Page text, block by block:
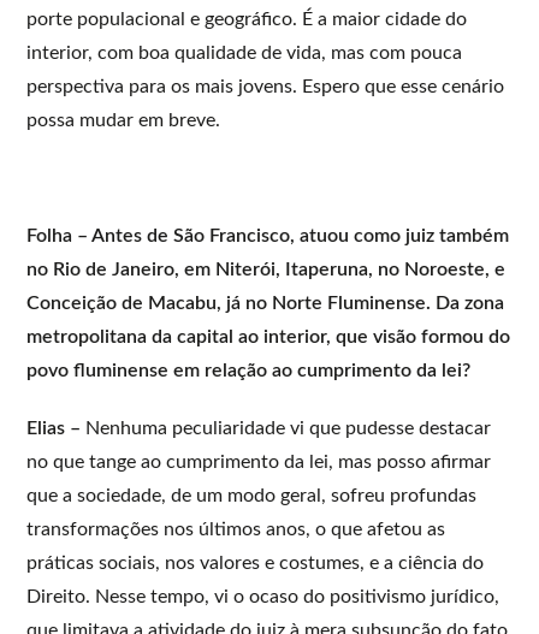
porte populacional e geográfico. É a maior cidade do
interior, com boa qualidade de vida, mas com pouca
perspectiva para os mais jovens. Espero que esse cenário
possa mudar em breve.
Folha – Antes de São Francisco, atuou como juiz também
no Rio de Janeiro, em Niterói, Itaperuna, no Noroeste, e
Conceição de Macabu, já no Norte Fluminense. Da zona
metropolitana da capital ao interior, que visão formou do
povo fluminense em relação ao cumprimento da lei?
Elias – Nenhuma peculiaridade vi que pudesse destacar
no que tange ao cumprimento da lei, mas posso afirmar
que a sociedade, de um modo geral, sofreu profundas
transformações nos últimos anos, o que afetou as
práticas sociais, nos valores e costumes, e a ciência do
Direito. Nesse tempo, vi o ocaso do positivismo jurídico,